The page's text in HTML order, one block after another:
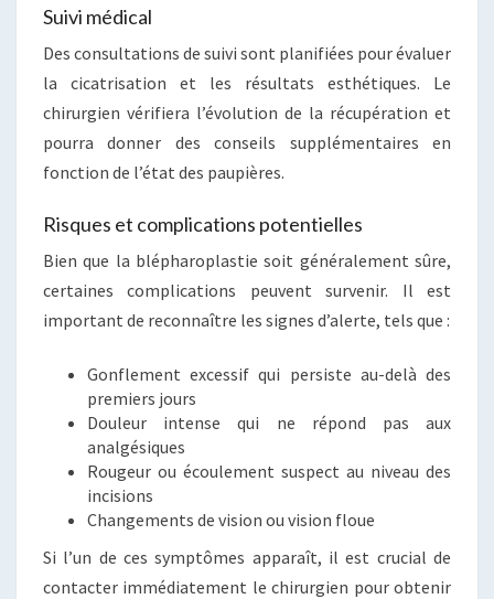
Suivi médical
Des consultations de suivi sont planifiées pour évaluer
la cicatrisation et les résultats esthétiques. Le
chirurgien vérifiera l’évolution de la récupération et
pourra donner des conseils supplémentaires en
fonction de l’état des paupières.
Risques et complications potentielles
Bien que la blépharoplastie soit généralement sûre,
certaines complications peuvent survenir. Il est
important de reconnaître les signes d’alerte, tels que :
Gonflement excessif qui persiste au-delà des
premiers jours
Douleur intense qui ne répond pas aux
analgésiques
Rougeur ou écoulement suspect au niveau des
incisions
Changements de vision ou vision floue
Si l’un de ces symptômes apparaît, il est crucial de
contacter immédiatement le chirurgien pour obtenir